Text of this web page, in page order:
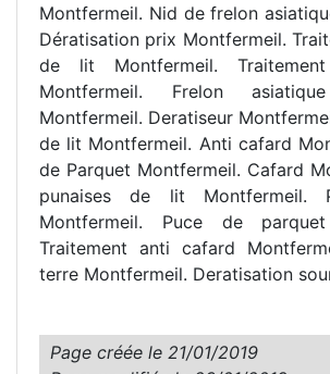
Montfermeil. Nid de frelon
Dératisation prix Montfermeil.
de lit Montfermeil.
Montfermeil. Frelon
Montfermeil. Deratiseur
de lit Montfermeil. Anti cafard
de Parquet Montfermeil. Cafard
punaises de lit Montfermeil.
Montfermeil. Puce de parquet
Traitement anti cafard
terre Montfermeil. Deratisation
Page créée le 21/01/2019